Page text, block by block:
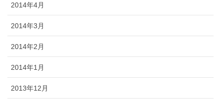
2014年4月
2014年3月
2014年2月
2014年1月
2013年12月